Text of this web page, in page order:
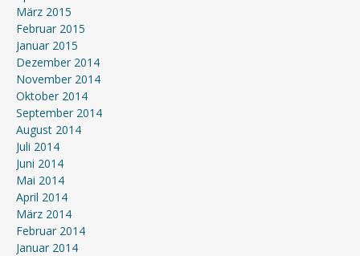
März 2015
Februar 2015
Januar 2015
Dezember 2014
November 2014
Oktober 2014
September 2014
August 2014
Juli 2014
Juni 2014
Mai 2014
April 2014
März 2014
Februar 2014
Januar 2014